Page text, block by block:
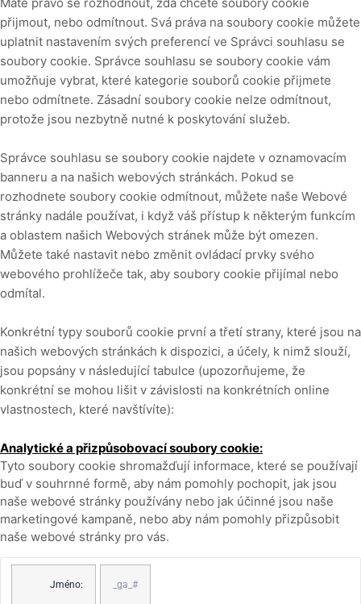
přijmout, nebo odmítnout. Svá práva na soubory cookie můžete
uplatnit nastavením svých preferencí ve Správci souhlasu se
soubory cookie. Správce souhlasu se soubory cookie vám
umožňuje vybrat, které kategorie souborů cookie přijmete
nebo odmítnete. Zásadní soubory cookie nelze odmítnout,
protože jsou nezbytně nutné k poskytování služeb.
Správce souhlasu se soubory cookie najdete v oznamovacím
banneru a na našich webových stránkách. Pokud se
rozhodnete soubory cookie odmítnout, můžete naše Webové
stránky nadále používat, i když váš přístup k některým funkcím
a oblastem našich Webových stránek může být omezen.
Můžete také nastavit nebo změnit ovládací prvky svého
webového prohlížeče tak, aby soubory cookie přijímal nebo
odmítal.
Konkrétní typy souborů cookie první a třetí strany, které jsou na
našich webových stránkách k dispozici, a účely, k nimž slouží,
jsou popsány v následující tabulce (upozorňujeme, že
konkrétní se mohou lišit v závislosti na konkrétních online
vlastnostech, které navštívíte):
Analytické a přizpůsobovací soubory cookie:
Tyto soubory cookie shromažďují informace, které se používají
buď v souhrnné formě, aby nám pomohly pochopit, jak jsou
naše webové stránky používány nebo jak účinné jsou naše
marketingové kampaně, nebo aby nám pomohly přizpůsobit
naše webové stránky pro vás.
Jméno: _ga_#